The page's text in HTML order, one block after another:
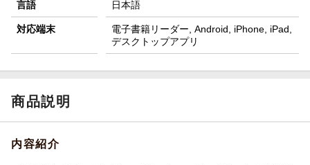
言語 日本語
対応端末
電子書籍リーダー, Android, iPhone, iPad,
デスクトップアプリ
商品説明
内容紹介